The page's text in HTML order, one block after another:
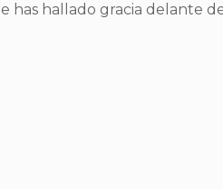
has hallado gracia delante